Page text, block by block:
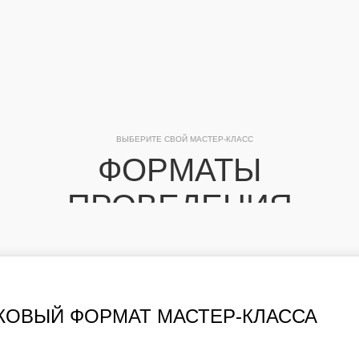
ФОРМАТЫ
ПРОВЕДЕНИЯ
ВЫБЕРИТЕ СВОЙ МАСТЕР-КЛАСС
ФОРМАТ МАСТЕР-КЛАССА